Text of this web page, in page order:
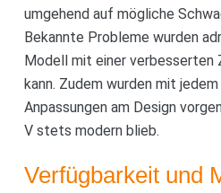
umgehend auf mögliche
Bekannte Probleme wurden
Modell mit einer verbesserten
kann. Zudem wurden mit jedem
Anpassungen am Design
V stets modern blieb.
Verfügbarkeit und